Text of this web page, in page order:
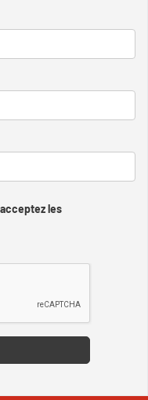
les